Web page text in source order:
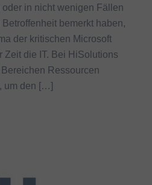
in nicht wenigen Fällen
bemerkt haben,
der kritischen Microsoft
Zeit die IT. Bei HiSolutions
Ressourcen
um den […]